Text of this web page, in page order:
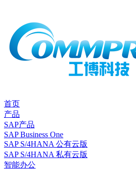
首页
产品
SAP产品
SAP Business One
SAP S/4HANA 公有云版
SAP S/4HANA 私有云版
智能办公